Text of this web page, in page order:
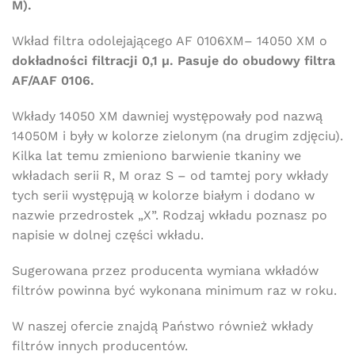
M).
Wkład filtra odolejającego AF 0106XM– 14050 XM o
dokładności filtracji 0,1 µ. Pasuje do obudowy filtra
AF/AAF 0106.
Wkłady 14050 XM dawniej występowały pod nazwą
14050M i były w kolorze zielonym (na drugim zdjęciu).
Kilka lat temu zmieniono barwienie tkaniny we
wkładach serii R, M oraz S – od tamtej pory wkłady
tych serii występują w kolorze białym i dodano w
nazwie przedrostek „X”. Rodzaj wkładu poznasz po
napisie w dolnej części wkładu.
Sugerowana przez producenta wymiana wkładów
filtrów powinna być wykonana minimum raz w roku.
W naszej ofercie znajdą Państwo również wkłady
filtrów innych producentów.
Darmowa dostawa
internetowym o wartości minimum 80,00 zł brutto.